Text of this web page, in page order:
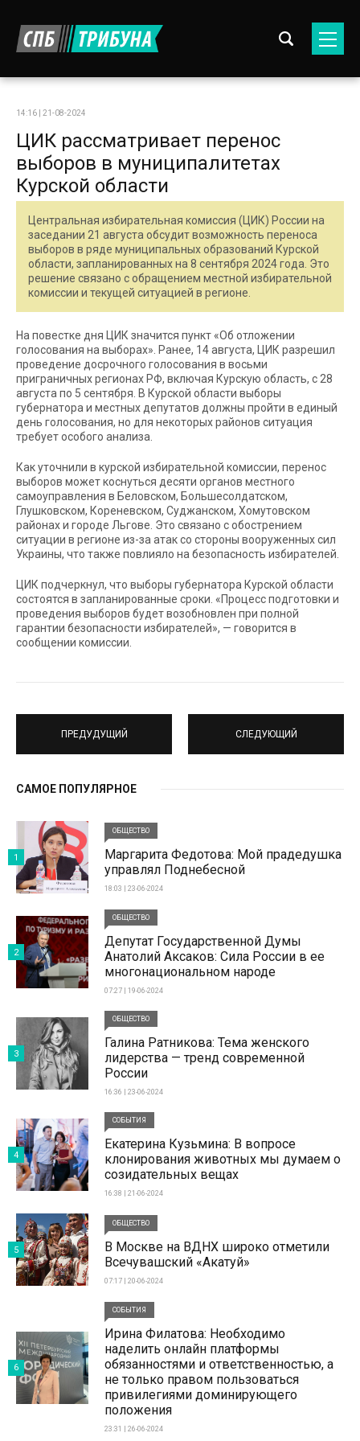
14:16 | 21-08-2024
ЦИК рассматривает перенос
выборов в муниципалитетах
Курской области
Центральная избирательная комиссия (ЦИК) России на
заседании 21 августа обсудит возможность переноса
выборов в ряде муниципальных образований Курской
области, запланированных на 8 сентября 2024 года. Это
решение связано с обращением местной избирательной
комиссии и текущей ситуацией в регионе.
На повестке дня ЦИК значится пункт «Об отложении
голосования на выборах». Ранее, 14 августа, ЦИК разрешил
проведение досрочного голосования в восьми
приграничных регионах РФ, включая Курскую область, с 28
августа по 5 сентября. В Курской области выборы
губернатора и местных депутатов должны пройти в единый
день голосования, но для некоторых районов ситуация
требует особого анализа.
Как уточнили в курской избирательной комиссии, перенос
выборов может коснуться десяти органов местного
самоуправления в Беловском, Большесолдатском,
Глушковском, Кореневском, Суджанском, Хомутовском
районах и городе Льгове. Это связано с обострением
ситуации в регионе из-за атак со стороны вооруженных сил
Украины, что также повлияло на безопасность избирателей.
ЦИК подчеркнул, что выборы губернатора Курской области
состоятся в запланированные сроки. «Процесс подготовки и
проведения выборов будет возобновлен при полной
гарантии безопасности избирателей», — говорится в
сообщении комиссии.
ПРЕДУДУЩИЙ СЛЕДУЮЩИЙ
САМОЕ ПОПУЛЯРНОЕ
ОБЩЕСТВО
Маргарита Федотова: Мой прадедушка
управлял Поднебесной
18:03 | 23-06-2024
1
ОБЩЕСТВО
Депутат Государственной Думы
Анатолий Аксаков: Сила России в ее
многонациональном народе
07:27 | 19-06-2024
2
ОБЩЕСТВО
Галина Ратникова: Тема женского
лидерства — тренд современной
России
16:36 | 23-06-2024
3
СОБЫТИЯ
Екатерина Кузьмина: В вопросе
клонирования животных мы думаем о
созидательных вещах
16:38 | 21-06-2024
4
ОБЩЕСТВО
В Москве на ВДНХ широко отметили
Всечувашский «Акатуй»
07:17 | 20-06-2024
5
СОБЫТИЯ
Ирина Филатова: Необходимо
наделить онлайн платформы
обязанностями и ответственностью, а
не только правом пользоваться
привилегиями доминирующего
положения
23:31 | 26-06-2024
6